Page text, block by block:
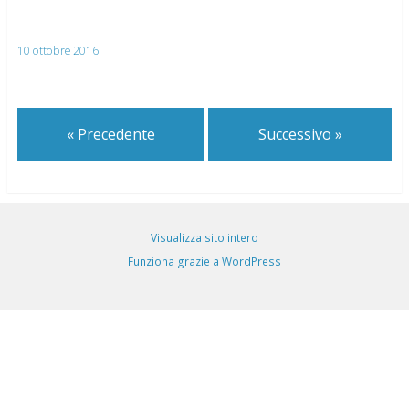
10 ottobre 2016
« Precedente Successivo »
Visualizza sito intero
Funziona grazie a WordPress